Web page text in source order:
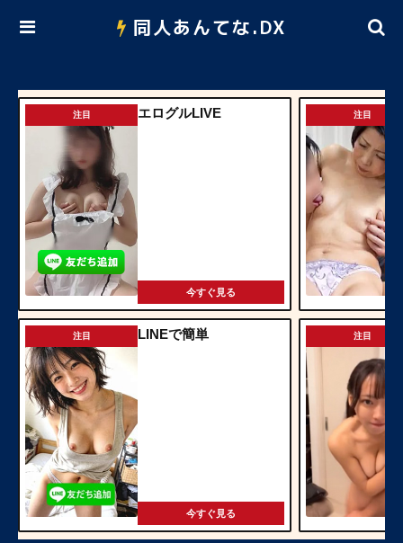
同人あんてな.DX
注目 エログルLIVE
今すぐ見る
注目 LINEで簡単
今すぐ見る
注目
注目